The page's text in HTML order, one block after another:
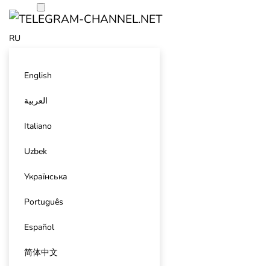
RU
English
العربية
Italiano
Uzbek
Українська
Português
Español
简体中文